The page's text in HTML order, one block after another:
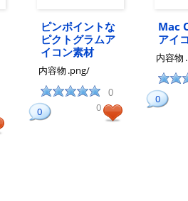
ピンポイントな
ピクトグラムア
イコン素材
内容物 .png/
0
0 0
Mac
アイ
内容物
0